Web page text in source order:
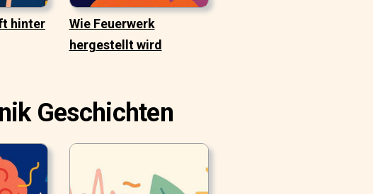
hinter
Wie Feuerwerk
hergestellt wird
Geschichten